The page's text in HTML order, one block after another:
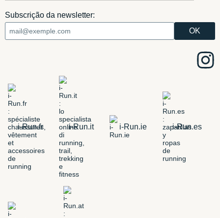
Subscrição da newsletter:
i-Run.fr i-Run.it i-Run.ie i-Run.es